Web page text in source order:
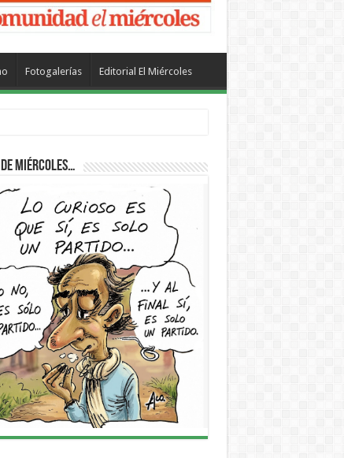
Fotogalerías Editorial El Miércoles
de Miércoles…